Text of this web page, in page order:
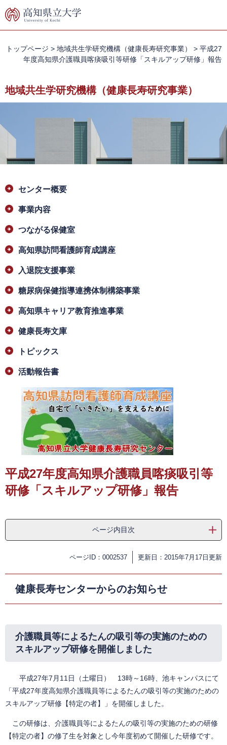
ー
ニ
て
本
へ
トップページ > 地域共生学研究機構（健康長寿研究事業） > 平成27
年度高知県介護職員喀痰吸引等研修「スキルアップ研修」報告
地域共生学研究機構（健康長寿研究事業）
文
センター概要
事業内容
つながる保健室
高知県訪問看護師育成講座
入退院支援事業
糖尿病保健指導連携体制構築事業
高知県キャリア教育推進事業
健康長寿文庫
トピックス
活動報告書
平成27年度高知県介護職員喀痰吸引等
研修「スキルアップ研修」報告
ページ内目次
ページID：0002537 更新日：2015年7月17日更新
健康長寿センターからのお知らせ
介護職員等によるたんの吸引等の実施のための
スキルアップ研修を開催しました
平成27年7月11日（土曜日） 13時～16時、池キャンパスにて
「平成27年度高知県介護職員等によるたんの吸引等の実施のための
スキルアップ研修【特定の者】」を開催しました。
この研修は、介護職員等によるたんの吸引等の実施のための研修
【特定の者】の修了生を対象とし今年度初めて開催した研修です。